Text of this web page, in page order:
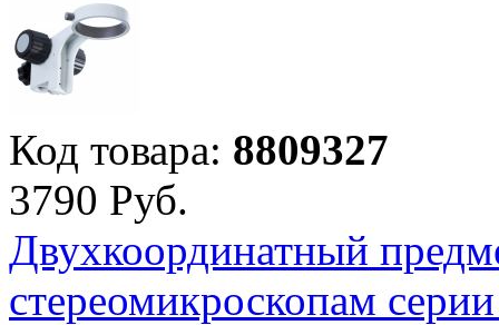
Код товара: 8809327
3790 Руб.
Двухкоординатный
стереомикроскопам